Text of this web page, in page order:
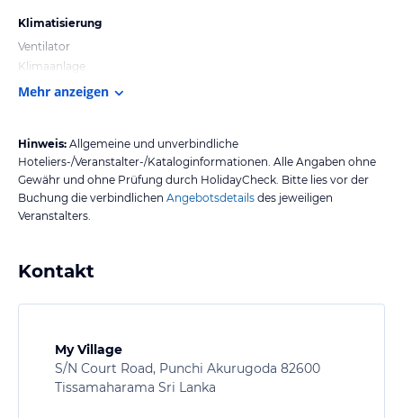
Klimatisierung
Ventilator
Klimaanlage
Mehr anzeigen
Hinweis: Allgemeine und unverbindliche
Hoteliers-/Veranstalter-/Kataloginformationen. Alle Angaben ohne
Gewähr und ohne Prüfung durch HolidayCheck. Bitte lies vor der
Buchung die verbindlichen Angebotsdetails des jeweiligen
Veranstalters.
Kontakt
My Village
S/N Court Road, Punchi Akurugoda 82600
Tissamaharama Sri Lanka